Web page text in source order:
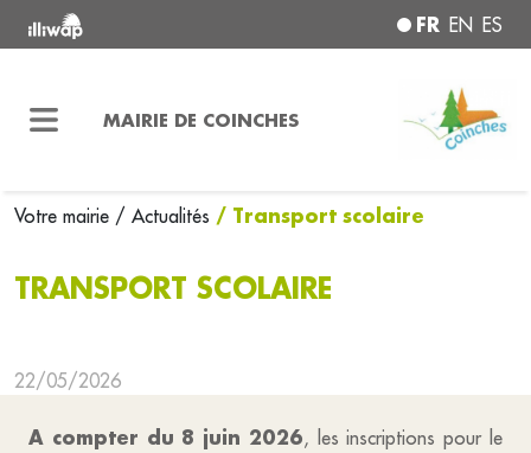
FR EN ES
MAIRIE DE COINCHES
Votre mairie / Actualités / Transport scolaire
TRANSPORT SCOLAIRE
22/05/2026
A compter du 8 juin 2026, les inscriptions pour le